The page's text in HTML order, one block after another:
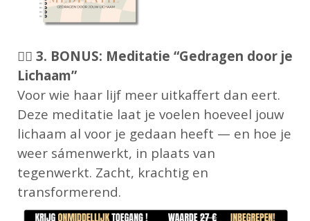
🧘‍♀️ 3. BONUS: Meditatie “Gedragen door je
Lichaam”
Voor wie haar lijf meer uitkaffert dan eert.
Deze meditatie laat je voelen hoeveel jouw
lichaam al voor je gedaan heeft — en hoe je
weer sámenwerkt, in plaats van
tegenwerkt. Zacht, krachtig en
transformerend.